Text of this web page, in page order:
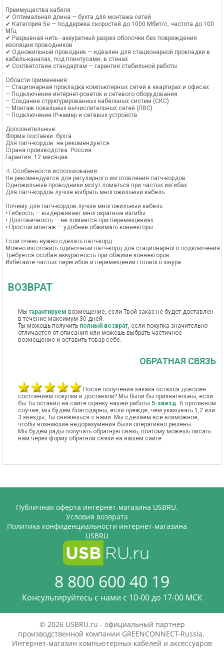
Преимущества кабеля:
✔ Оптимальная длина — бухта для монтажа сетей
✔ Категория 5e — поддержка скоростей до 1000 Мбит/с, частота до 100
МГц
✔ Разрывная нить - аккуратный разрез оболочки без повреждения
изоляции проводников
✔ Одножильный проводник — идеален для стационарной прокладки в
кабель-каналах, под плинтусами, в стенах
✔ Соответствие стандартам — гарантия стабильной работы
Области применения:
— Стационарная прокладка компьютерных сетей в квартирах и офисах
— Подключение интернет-розеток и сетевого оборудования
— Создание структурированных кабельных систем (СКС)
— Монтаж локальных вычислительных сетей (ЛВС)
— Подключение IP-камер и сетевых устройств
Дополнительные:
Форма поставки: бухта
Для патч-кордов: не рекомендуется
Страна производства: Россия
Гарантия: 12 месяцев
⚠ Особенности использования:
Не рекомендуется для регулярного изготовления патч-кордов
Одножильные проводники могут ломаться при частых изгибах
Для патч-кордов лучше выбрать многожильный кабель
Почему для патч-кордов лучше многожильный кабель:
• Гибкость — выдерживает многократные изгибы
• Долговечность — не ломается при перемещениях
• Простой монтаж — удобнее обжимать коннекторы
Если очень нужно сделать патч-корд:
Можно изготовить одиночный патч-корд для стационарного подключения
Требуется особая аккуратность при обжиме коннекторов
Избегайте частых перегибов и перемещений готового шнура
ВОЗВРАТ
Мы гарантируем возмещение, если Твой заказ не будет доставлен
в течение максимум 30 дней.
Ты можешь получить полный возврат, если покупка значительно
отличается от описания или можешь выбрать частичное
возмещение и оставить товар себе.
ОБРАТНАЯ СВЯЗЬ
После получения заказа остался доволен
состоянием покупки и доставкой? Мы были бы признательны, если
бы Ты оставил на сайте оценку нашей работы 5-звезд. В противном
случае, мы будем благодарны, если прежде, чем указывать 1,2 или
3 звезды, Ты свяжешься с нами. Мы сделаем все возможное,
чтобы возникшие недоразумения были оперативно решены.
Мы будем рады получать обратную связь, поэтому можешь писать
нам через форму обратной связи на нашем сайте.
Публичная оферта интернет-магазина USBRU.
Условия возврата
Политика конфиденциальности интернет-магазина
USBRU
8 800 600 40 19
Консультируйтесь с нами c 10-00 до 17-00 МСК
© 2026 USBRU.ru - официальный партнер
производственной компании GREENCONNECT-Russia.
Интернет-магазин компьютерных кабелей и аксессуаров